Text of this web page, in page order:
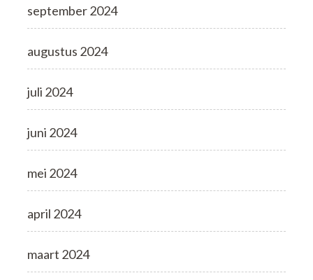
september 2024
augustus 2024
juli 2024
juni 2024
mei 2024
april 2024
maart 2024